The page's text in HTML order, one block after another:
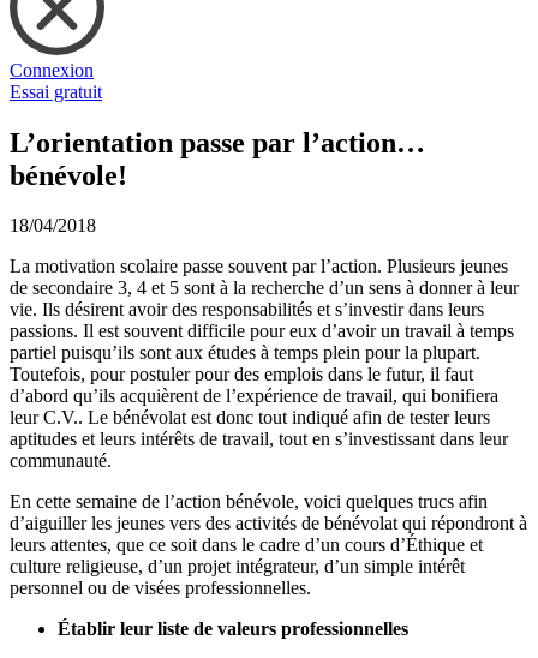
Connexion
Essai gratuit
L’orientation passe par l’action…
bénévole!
18/04/2018
La motivation scolaire passe souvent par l’action. Plusieurs jeunes
de secondaire 3, 4 et 5 sont à la recherche d’un sens à donner à leur
vie. Ils désirent avoir des responsabilités et s’investir dans leurs
passions. Il est souvent difficile pour eux d’avoir un travail à temps
partiel puisqu’ils sont aux études à temps plein pour la plupart.
Toutefois, pour postuler pour des emplois dans le futur, il faut
d’abord qu’ils acquièrent de l’expérience de travail, qui bonifiera
leur C.V.. Le bénévolat est donc tout indiqué afin de tester leurs
aptitudes et leurs intérêts de travail, tout en s’investissant dans leur
communauté.
En cette semaine de l’action bénévole, voici quelques trucs afin
d’aiguiller les jeunes vers des activités de bénévolat qui répondront à
leurs attentes, que ce soit dans le cadre d’un cours d’Éthique et
culture religieuse, d’un projet intégrateur, d’un simple intérêt
personnel ou de visées professionnelles.
Établir leur liste de valeurs professionnelles